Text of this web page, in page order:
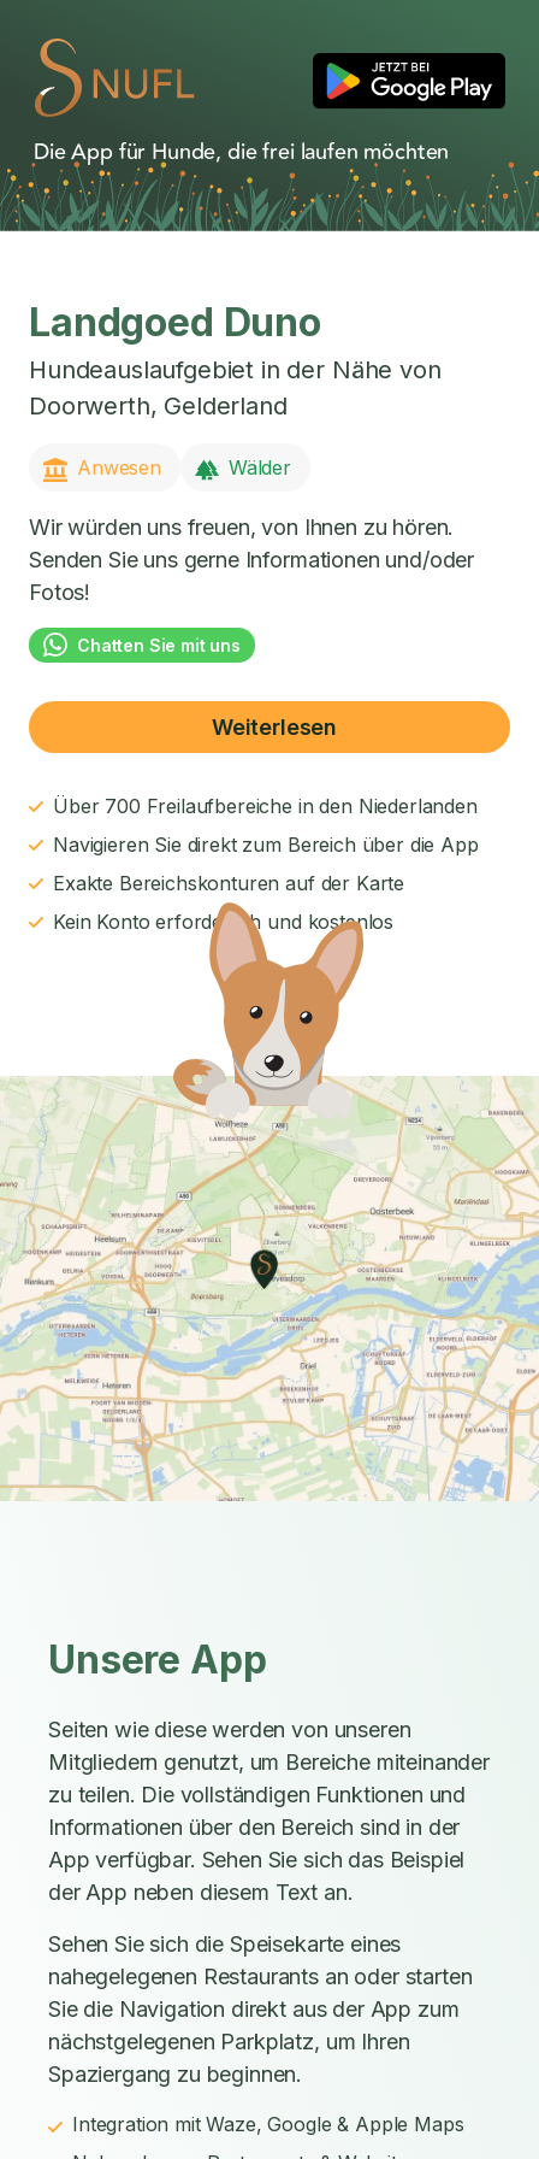
Die App für Hunde, die frei laufen möchten
Landgoed Duno
Hundeauslaufgebiet in der Nähe von
Doorwerth, Gelderland
Anwesen Wälder
Wir würden uns freuen, von Ihnen zu hören.
Senden Sie uns gerne Informationen und/oder
Fotos!
Chatten Sie mit uns
Weiterlesen
Über 700 Freilaufbereiche in den Niederlanden
Navigieren Sie direkt zum Bereich über die App
Exakte Bereichskonturen auf der Karte
Kein Konto erforderlich und kostenlos
Unsere App
Seiten wie diese werden von unseren
Mitgliedern genutzt, um Bereiche miteinander
zu teilen. Die vollständigen Funktionen und
Informationen über den Bereich sind in der
App verfügbar. Sehen Sie sich das Beispiel
der App neben diesem Text an.
Sehen Sie sich die Speisekarte eines
nahegelegenen Restaurants an oder starten
Sie die Navigation direkt aus der App zum
nächstgelegenen Parkplatz, um Ihren
Spaziergang zu beginnen.
Integration mit Waze, Google & Apple Maps